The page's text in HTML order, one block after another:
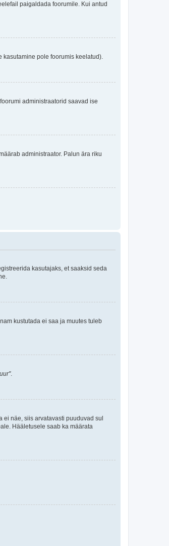
paigaldada foorumile. Kui antud
kasutamine pole foorumis keelatud).
administraatorid saavad ise
administraator. Palun ära riku
kasutajaks, et saaksid seda
kustutada ei saa ja muutes tuleb
.
ei näe, siis arvatavasti puuduvad sul
Hääletusele saab ka määrata